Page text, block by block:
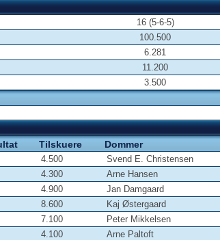
16 (5-6-5)
100.500
6.281
11.200
3.500
Tilskuere Dommer
4.500
Svend E. Christensen
4.300
Arne Hansen
4.900
Jan Damgaard
8.600
Kaj Østergaard
7.100
Peter Mikkelsen
4.100
Arne Paltoft